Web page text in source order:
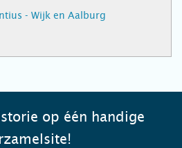
- Wijk en Aalburg
op één handige